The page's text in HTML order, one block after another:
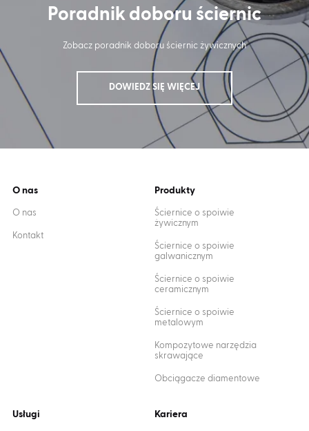
Poradnik doboru ściernic
Zobacz poradnik doboru ściernic żywicznych
DOWIEDZ SIĘ WIĘCEJ
O nas
O nas
Kontakt
Produkty
Ściernice o spoiwie
żywicznym
Ściernice o spoiwie
galwanicznym
Ściernice o spoiwie
ceramicznym
Ściernice o spoiwie
metalowym
Kompozytowe narzędzia
skrawające
Obciągacze diamentowe
Usługi Kariera